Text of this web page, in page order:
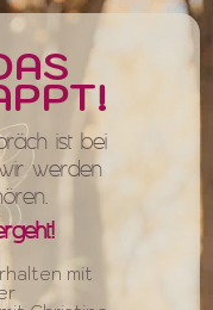
ist bei
werden
mit